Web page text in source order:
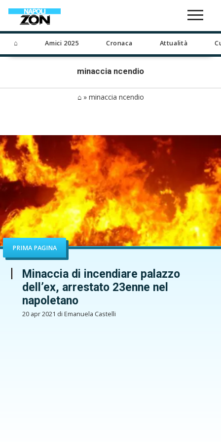
⌂ Amici 2025 Cronaca Attualità
minaccia ncendio
⌂» minaccia ncendio
PRIMA PAGINA
Minaccia di incendiare palazzo
dell’ex, arrestato 23enne nel
napoletano
20 apr 2021 di Emanuela Castelli